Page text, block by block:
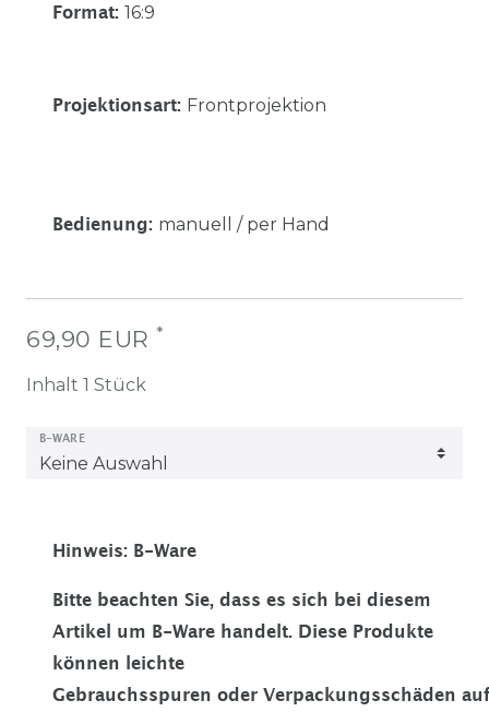
Format: 16:9
Projektionsart: Frontprojektion
Bedienung: manuell / per Hand
69,90 EUR *
Inhalt 1 Stück
B-WARE
Hinweis: B-Ware
Bitte beachten Sie, dass es sich bei diesem
Artikel um B-Ware handelt. Diese Produkte
können leichte
Gebrauchsspuren oder Verpackungsschäden